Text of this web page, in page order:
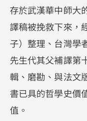
存於武漢華中師大
譯稿被挽救下來，
子）整理、台灣學
先生代其父補譯第
輯、磨勘、與法文
書已具的哲學史價
值。